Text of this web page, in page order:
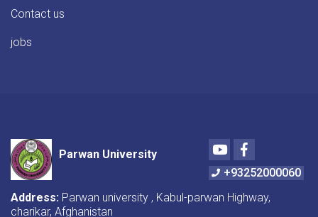
Contact us
jobs
Parwan University
YoutubeFacebook
+93252000060
Address: Parwan university , Kabul-parwan Highway,
charikar, Afghanistan